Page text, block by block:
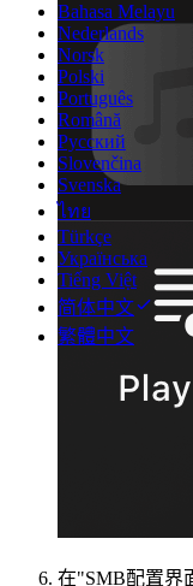
Bahasa Melayu
Nederlands
Norsk
Polski
Português
Română
Русский
Slovenčina
Svenska
ไทย
Türkçe
Українська
Tiếng Việt
简体中文
繁體中文
在"SMB配置界